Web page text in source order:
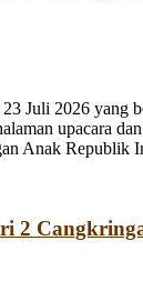
Juli 2026 yang
upacara
Anak
2